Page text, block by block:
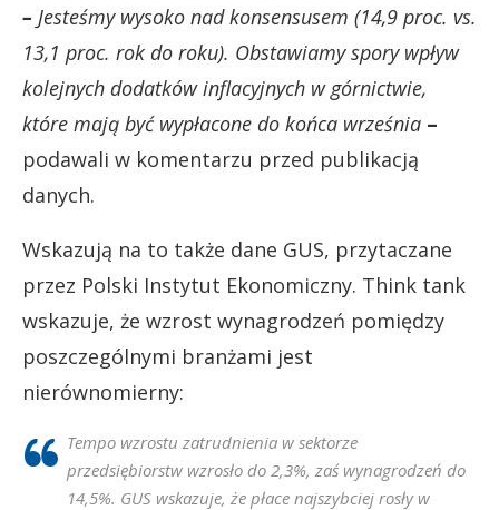
– Jesteśmy wysoko nad konsensusem (14,9 proc. vs.
13,1 proc. rok do roku). Obstawiamy spory wpływ
kolejnych dodatków inflacyjnych w górnictwie,
które mają być wypłacone do końca września –
podawali w komentarzu przed publikacją
danych.
Wskazują na to także dane GUS, przytaczane
przez Polski Instytut Ekonomiczny. Think tank
wskazuje, że wzrost wynagrodzeń pomiędzy
poszczególnymi branżami jest
nierównomierny:
Tempo wzrostu zatrudnienia w sektorze
przedsiębiorstw wzrosło do 2,3%, zaś wynagrodzeń do
14,5%. GUS wskazuje, że płace najszybciej rosły w